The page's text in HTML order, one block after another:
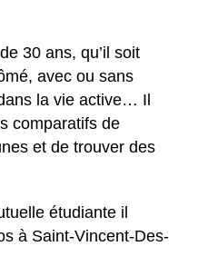
30 ans, qu’il soit
avec ou sans
la vie active… Il
comparatifs de
et de trouver des
étudiante il
à Saint-Vincent-Des-